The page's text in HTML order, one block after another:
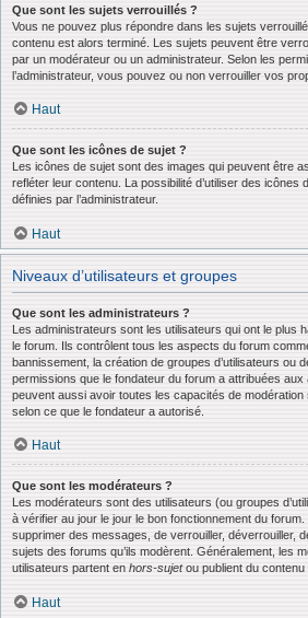
Que sont les sujets verrouillés ?
Vous ne pouvez plus répondre dans les sujets
contenu est alors terminé. Les sujets peuvent être
par un modérateur ou un administrateur. Selon les
l’administrateur, vous pouvez ou non verrouiller vos
Haut
Que sont les icônes de sujet ?
Les icônes de sujet sont des images qui peuvent être
refléter leur contenu. La possibilité d’utiliser des icônes
définies par l’administrateur.
Haut
Niveaux d’utilisateurs et groupes
Que sont les administrateurs ?
Les administrateurs sont les utilisateurs qui ont le plus
le forum. Ils contrôlent tous les aspects du forum
bannissement, la création de groupes d’utilisateurs ou
permissions que le fondateur du forum a attribuées
peuvent aussi avoir toutes les capacités de modération
selon ce que le fondateur a autorisé.
Haut
Que sont les modérateurs ?
Les modérateurs sont des utilisateurs (ou groupes
à vérifier au jour le jour le bon fonctionnement du
supprimer des messages, de verrouiller, déverrouiller,
sujets des forums qu’ils modèrent. Généralement, les
utilisateurs partent en hors-sujetou publient du contenu
Haut